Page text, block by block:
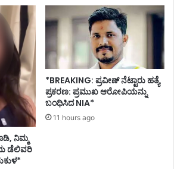
ನಿಮ್ಮ
ಡೆಲಿವರಿ
*BREAKING: ಪ್ರವೀಣ್ ನೆಟ್ಟಾರು ಹತ್ಯೆ
ಪ್ರಕರಣ: ಪ್ರಮುಖ ಆರೋಪಿಯನ್ನು
ಬಂಧಿಸಿದ NIA*
11 hours ago